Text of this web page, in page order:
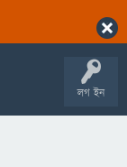
লগ ইন